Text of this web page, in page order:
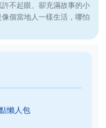
不起眼、卻充滿故事的小
個當地人一樣生活，哪怕
懶人包